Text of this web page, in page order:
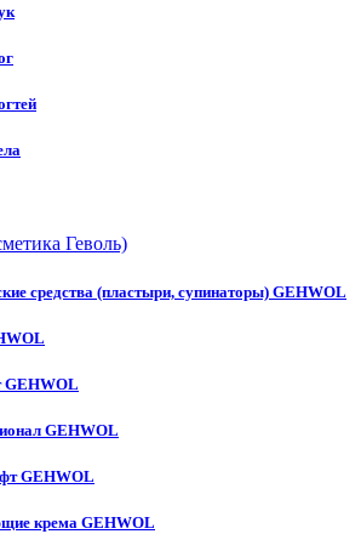
Геволь)
средства (пластыри, супинаторы) GEHWOL
GEHWOL
GEHWOL
GEHWOL
крема GEHWOL